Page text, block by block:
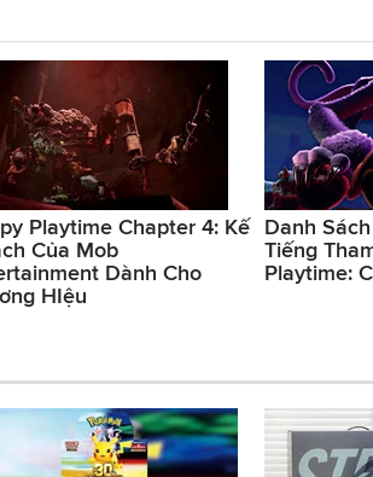
Playtime Chapter 4: Kế
Của Mob
Dành Cho
HIệu
Danh
Tiếng
Playtime: